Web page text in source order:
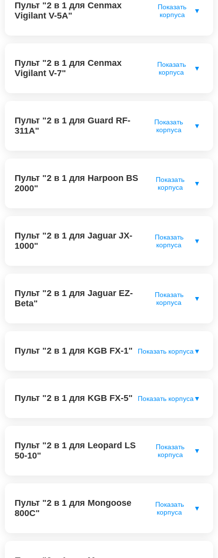
Пульт "2 в 1 для Cenmax
Vigilant V-5A"
Показать
корпуса
▼
Пульт "2 в 1 для Cenmax
Vigilant V-7"
Показать
корпуса
▼
Пульт "2 в 1 для Guard RF-
311A"
Показать
корпуса
▼
Пульт "2 в 1 для Harpoon BS
2000"
Показать
корпуса
▼
Пульт "2 в 1 для Jaguar JX-
1000"
Показать
корпуса
▼
Пульт "2 в 1 для Jaguar EZ-
Beta"
Показать
корпуса
▼
Пульт "2 в 1 для KGB FX-1" Показать корпуса ▼
Пульт "2 в 1 для KGB FX-5" Показать корпуса ▼
Пульт "2 в 1 для Leopard LS
50-10"
Показать
корпуса
▼
Пульт "2 в 1 для Mongoose
800C"
Показать
корпуса
▼